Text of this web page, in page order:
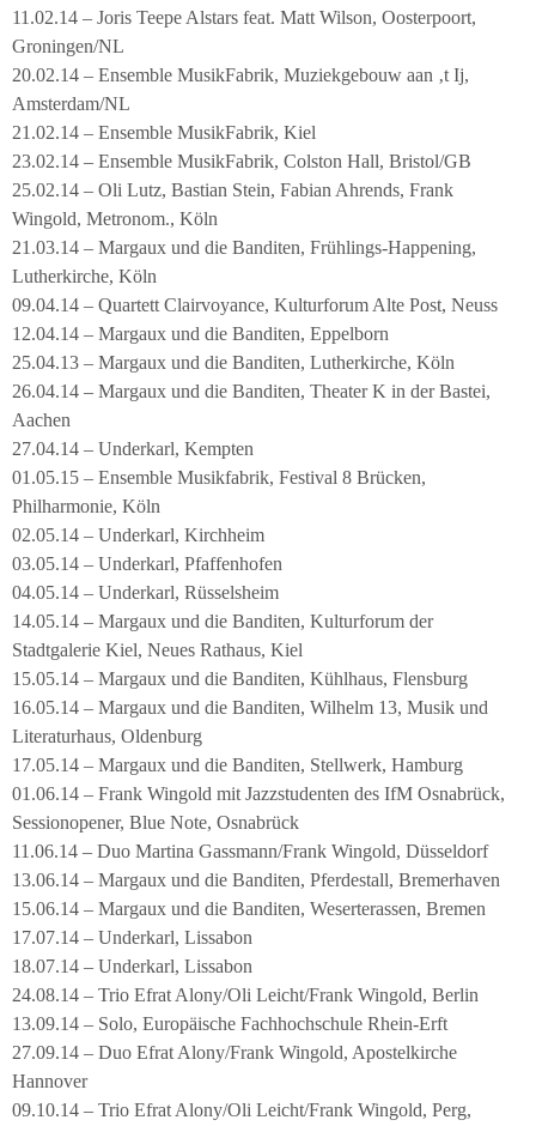
11.02.14 – Joris Teepe Alstars feat. Matt Wilson, Oosterpoort,
Groningen/NL
20.02.14 – Ensemble MusikFabrik, Muziekgebouw aan ‚t Ij,
Amsterdam/NL
21.02.14 – Ensemble MusikFabrik, Kiel
23.02.14 – Ensemble MusikFabrik, Colston Hall, Bristol/GB
25.02.14 – Oli Lutz, Bastian Stein, Fabian Ahrends, Frank
Wingold, Metronom., Köln
21.03.14 – Margaux und die Banditen, Frühlings-Happening,
Lutherkirche, Köln
09.04.14 – Quartett Clairvoyance, Kulturforum Alte Post, Neuss
12.04.14 – Margaux und die Banditen, Eppelborn
25.04.13 – Margaux und die Banditen, Lutherkirche, Köln
26.04.14 – Margaux und die Banditen, Theater K in der Bastei,
Aachen
27.04.14 – Underkarl, Kempten
01.05.15 – Ensemble Musikfabrik, Festival 8 Brücken,
Philharmonie, Köln
02.05.14 – Underkarl, Kirchheim
03.05.14 – Underkarl, Pfaffenhofen
04.05.14 – Underkarl, Rüsselsheim
14.05.14 – Margaux und die Banditen, Kulturforum der
Stadtgalerie Kiel, Neues Rathaus, Kiel
15.05.14 – Margaux und die Banditen, Kühlhaus, Flensburg
16.05.14 – Margaux und die Banditen, Wilhelm 13, Musik und
Literaturhaus, Oldenburg
17.05.14 – Margaux und die Banditen, Stellwerk, Hamburg
01.06.14 – Frank Wingold mit Jazzstudenten des IfM Osnabrück,
Sessionopener, Blue Note, Osnabrück
11.06.14 – Duo Martina Gassmann/Frank Wingold, Düsseldorf
13.06.14 – Margaux und die Banditen, Pferdestall, Bremerhaven
15.06.14 – Margaux und die Banditen, Weserterassen, Bremen
17.07.14 – Underkarl, Lissabon
18.07.14 – Underkarl, Lissabon
24.08.14 – Trio Efrat Alony/Oli Leicht/Frank Wingold, Berlin
13.09.14 – Solo, Europäische Fachhochschule Rhein-Erft
27.09.14 – Duo Efrat Alony/Frank Wingold, Apostelkirche
Hannover
09.10.14 – Trio Efrat Alony/Oli Leicht/Frank Wingold, Perg,